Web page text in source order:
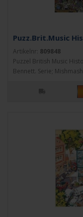
Puzz.Brit.Music
Artikelnr: 809848
Puzzel British Music
Bennett. Serie;